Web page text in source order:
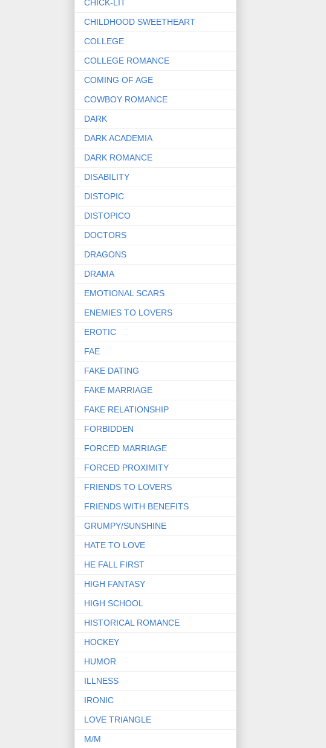
CHICK-LIT
CHILDHOOD SWEETHEART
COLLEGE
COLLEGE ROMANCE
COMING OF AGE
COWBOY ROMANCE
DARK
DARK ACADEMIA
DARK ROMANCE
DISABILITY
DISTOPIC
DISTOPICO
DOCTORS
DRAGONS
DRAMA
EMOTIONAL SCARS
ENEMIES TO LOVERS
EROTIC
FAE
FAKE DATING
FAKE MARRIAGE
FAKE RELATIONSHIP
FORBIDDEN
FORCED MARRIAGE
FORCED PROXIMITY
FRIENDS TO LOVERS
FRIENDS WITH BENEFITS
GRUMPY/SUNSHINE
HATE TO LOVE
HE FALL FIRST
HIGH FANTASY
HIGH SCHOOL
HISTORICAL ROMANCE
HOCKEY
HUMOR
ILLNESS
IRONIC
LOVE TRIANGLE
M/M